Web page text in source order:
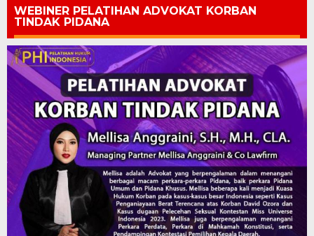
WEBINER PELATIHAN ADVOKAT KORBAN
TINDAK PIDANA